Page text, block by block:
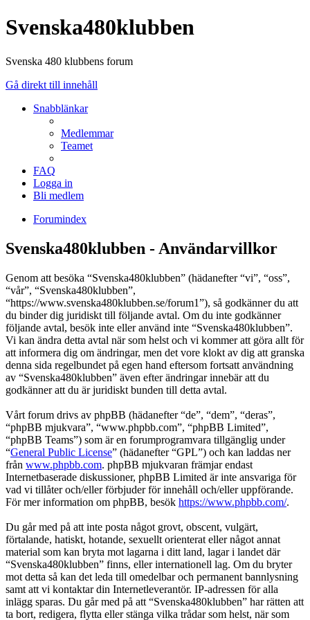
Svenska480klubben
Svenska 480 klubbens forum
Gå direkt till innehåll
Snabblänkar
Medlemmar
Teamet
FAQ
Logga in
Bli medlem
Forumindex
Svenska480klubben - Användarvillkor
Genom att besöka “Svenska480klubben” (hädanefter “vi”, “oss”,
“vår”, “Svenska480klubben”,
“https://www.svenska480klubben.se/forum1”), så godkänner du att
du binder dig juridiskt till följande avtal. Om du inte godkänner
följande avtal, besök inte eller använd inte “Svenska480klubben”.
Vi kan ändra detta avtal när som helst och vi kommer att göra allt för
att informera dig om ändringar, men det vore klokt av dig att granska
denna sida regelbundet på egen hand eftersom fortsatt användning
av “Svenska480klubben” även efter ändringar innebär att du
godkänner att du är juridiskt bunden till detta avtal.
Vårt forum drivs av phpBB (hädanefter “de”, “dem”, “deras”,
“phpBB mjukvara”, “www.phpbb.com”, “phpBB Limited”,
“phpBB Teams”) som är en forumprogramvara tillgänglig under
“General Public License” (hädanefter “GPL”) och kan laddas ner
från www.phpbb.com. phpBB mjukvaran främjar endast
Internetbaserade diskussioner, phpBB Limited är inte ansvariga för
vad vi tillåter och/eller förbjuder för innehåll och/eller uppförande.
För mer information om phpBB, besök https://www.phpbb.com/.
Du går med på att inte posta något grovt, obscent, vulgärt,
förtalande, hatiskt, hotande, sexuellt orienterat eller något annat
material som kan bryta mot lagarna i ditt land, lagar i landet där
“Svenska480klubben” finns, eller internationell lag. Om du bryter
mot detta så kan det leda till omedelbar och permanent bannlysning
samt att vi kontaktar din Internetleverantör. IP-adressen för alla
inlägg sparas. Du går med på att “Svenska480klubben” har rätten att
ta bort, redigera, flytta eller stänga vilka trådar som helst, när som